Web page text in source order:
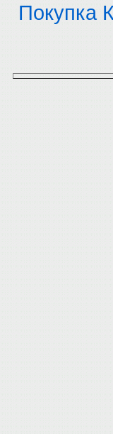
Покупка